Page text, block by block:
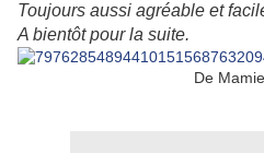
Toujours aussi agréable et
A bientôt pour la suite.
De